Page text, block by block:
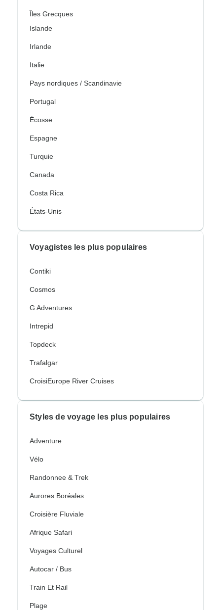
Îles Grecques
Islande
Irlande
Italie
Pays nordiques / Scandinavie
Portugal
Écosse
Espagne
Turquie
Canada
Costa Rica
États-Unis
Voyagistes les plus populaires
Contiki
Cosmos
G Adventures
Intrepid
Topdeck
Trafalgar
CroisiEurope River Cruises
Styles de voyage les plus populaires
Adventure
Vélo
Randonnee & Trek
Aurores Boréales
Croisière Fluviale
Afrique Safari
Voyages Culturel
Autocar / Bus
Train Et Rail
Plage